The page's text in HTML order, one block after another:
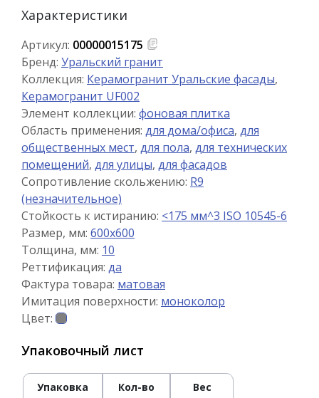
Характеристики
Артикул: 00000015175
Бренд: Уральский гранит
Коллекция: Керамогранит Уральские фасады,
Керамогранит UF002
Элемент коллекции: фоновая плитка
Область применения: для дома/офиса, для
общественных мест, для пола, для технических
помещений, для улицы, для фасадов
Сопротивление скольжению: R9
(незначительное)
Стойкость к истиранию: <175 мм^3 ISO 10545-6
Размер, мм: 600x600
Толщина, мм: 10
Реттификация: да
Фактура товара: матовая
Имитация поверхности: моноколор
Цвет:
Упаковочный лист
Упаковка Кол-во Вес